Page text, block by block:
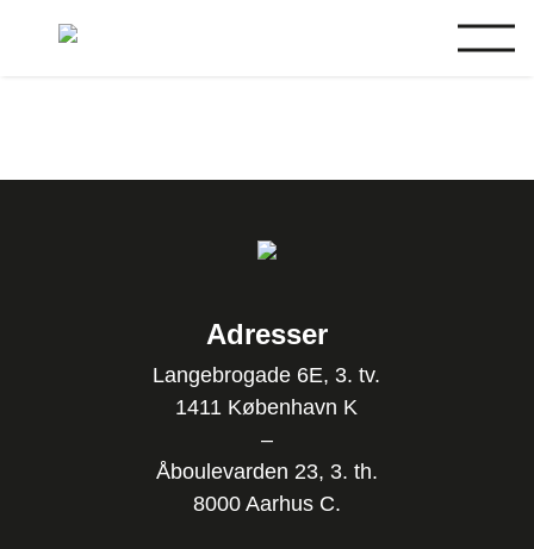
Adresser
Langebrogade 6E, 3. tv.
1411 København K
–
Åboulevarden 23, 3. th.
8000 Aarhus C.